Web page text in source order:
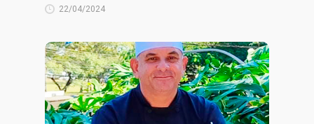
22/04/2024